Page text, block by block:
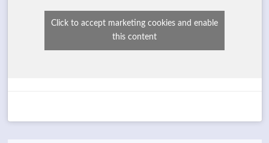
Click to accept marketing cookies and enable
this content